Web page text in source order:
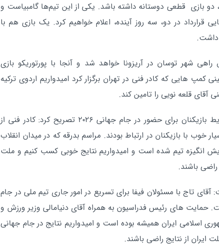
دو بازی قطعی دوستانه داشته باشد. یکی از این تیم‌ها گامبیاست و
قرارداد در دو، سه روز آینده، اعلام خواهیم کرد. یک بازی هم با
داشت.
شهر توسان در آریزونا خواهد شد و آنجا با پورتوریکو بازی
کمپ هایی که کادر فنی در تهران برگزار کرد امیدواریم اردوی ترکیه
آقای قلعه نویی را تامین کند.
نبی با ابراز رضایت از شرایط بازیکنان برای حضور در جام جهانی ۲۰۲۶ تصریح کرد: کادر فنی از
خوب با بازیکنان در ارتباط بودند. مراسم بدرقه که در میدان انقلاب
انگیزه تیم شده است و امیدواریم نتایج خوبی کسب کنیم و ملت
راضی باشند.
تاج با مسئولان فیفا برای تسریع در امور جاری تیم ملی در جام
های رئیس فدراسیون به همراه آقای دنیامالی وزیر ورزش و
اسلامی ایران همیشه بوده است و امیدواریم نتایج در جام جهانی
ایران از نتایج راضی باشند.